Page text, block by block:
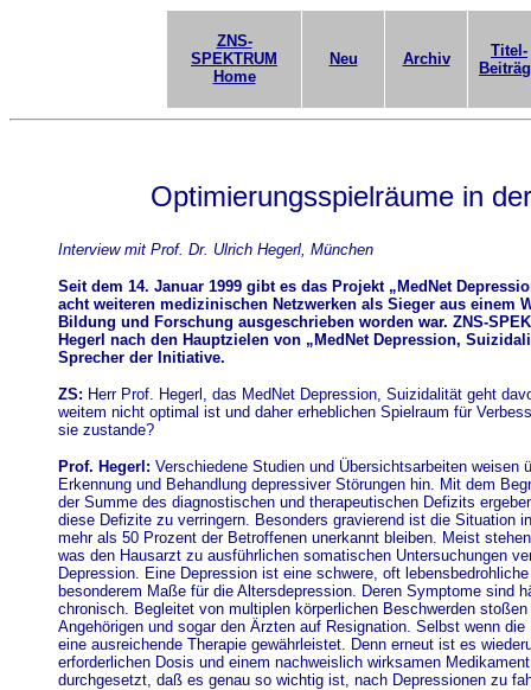
ZNS-
SPEKTRUM
Home
Neu Archiv
Titel-
Optimierungsspielräume in
Interview mit Prof. Dr. Ulrich Hegerl, München
Seit dem 14. Januar 1999 gibt es das Projekt „MedNet
acht weiteren medizinischen Netzwerken als Sieger aus einem
Bildung und Forschung ausgeschrieben worden war. ZNS-
Hegerl nach den Hauptzielen von „MedNet Depression,
Sprecher der Initiative.
ZS: Herr Prof. Hegerl, das MedNet Depression, Suizidalität geht
weitem nicht optimal ist und daher erheblichen Spielraum für
sie zustande?
Prof. Hegerl: Verschiedene Studien und Übersichtsarbeiten
Erkennung und Behandlung depressiver Störungen hin. Mit dem
der Summe des diagnostischen und therapeutischen Defizits
diese Defizite zu verringern. Besonders gravierend ist die Situation
mehr als 50 Prozent der Betroffenen unerkannt bleiben. Meist
was den Hausarzt zu ausführlichen somatischen Untersuchungen
Depression. Eine Depression ist eine schwere, oft
besonderem Maße für die Altersdepression. Deren Symptome sind
chronisch. Begleitet von multiplen körperlichen Beschwerden
Angehörigen und sogar den Ärzten auf Resignation. Selbst wenn
eine ausreichende Therapie gewährleistet. Denn erneut ist es
erforderlichen Dosis und einem nachweislich wirksamen
durchgesetzt, daß es genau so wichtig ist, nach Depressionen zu